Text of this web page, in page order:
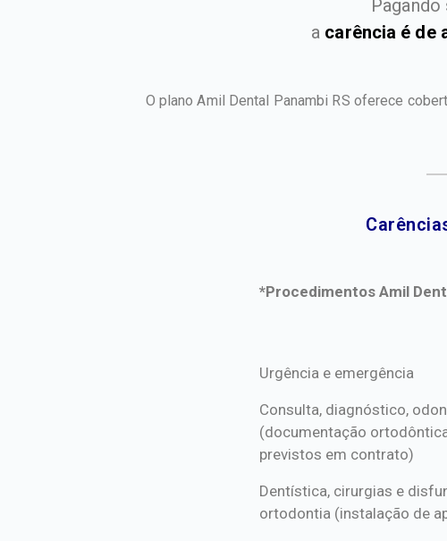
Pagando
a carência é de
O plano Amil Dental Panambi RS oferece
*Procedimentos Amil
*Procedimentos Amil
Urgência e emergência
Consulta, diagnóstico,
(documentação
previstos em contrato)
Dentística, cirurgias e
ortodontia (instalação de